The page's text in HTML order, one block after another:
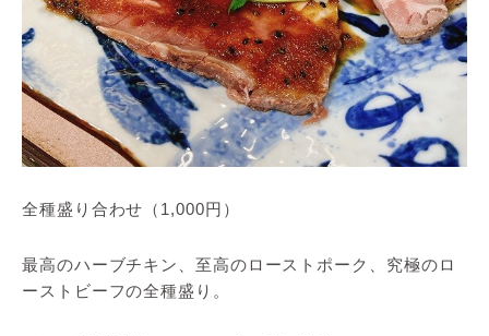
全種盛り合わせ（1,000円）
最高のハーブチキン、至高のローストポーク、究極のロ
ーストビーフの全種盛り。